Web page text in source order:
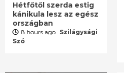
Hétfőtől szerda estig
kánikula lesz az egész
országban
8 hours ago Szilágysági
Szó